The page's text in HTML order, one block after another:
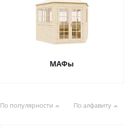
МАФы
По популярности По алфавиту